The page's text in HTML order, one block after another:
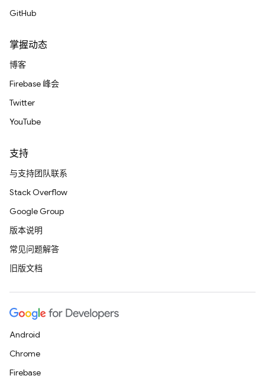
GitHub
掌握动态
博客
Firebase 峰会
Twitter
YouTube
支持
与支持团队联系
Stack Overflow
Google Group
版本说明
常见问题解答
旧版文档
Android
Chrome
Firebase